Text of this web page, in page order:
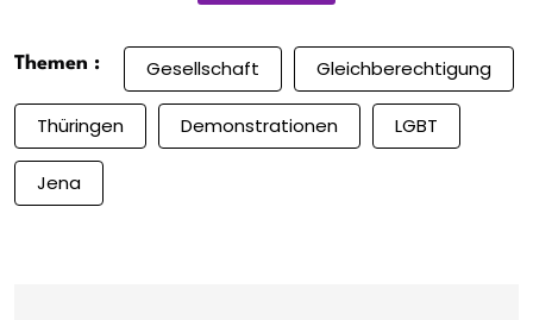
Themen : Gesellschaft Gleichberechtigung
Thüringen Demonstrationen LGBT
Jena